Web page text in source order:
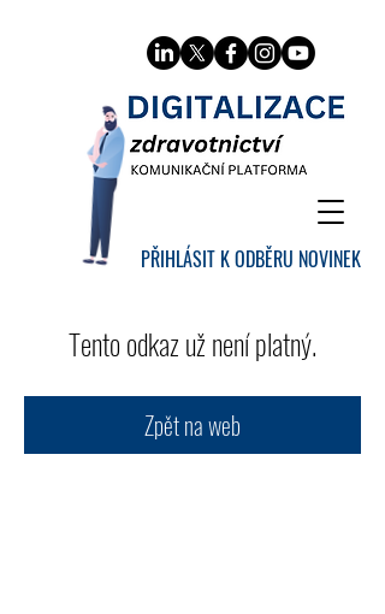
PŘIHLÁSIT K ODBĚRU NOVINEK
Tento odkaz už není platný.
Zpět na web